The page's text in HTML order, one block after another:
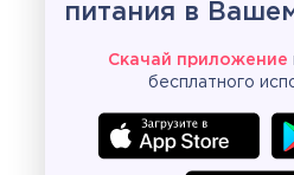
питания в
Скачай приложение
бесплатного